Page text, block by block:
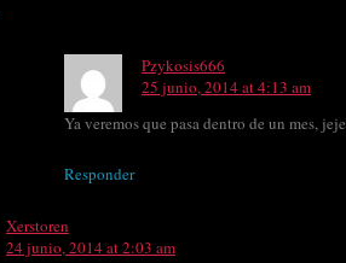
Pzykosis666
25 junio, 2014 at 4:13 am
Ya veremos que pasa dentro de un mes, jeje
Responder
Xerstoren
24 junio, 2014 at 2:03 am